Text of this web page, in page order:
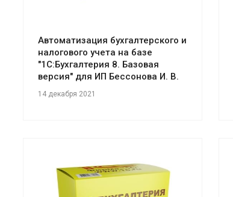
Автоматизация бухгалтерского и
налогового учета на базе
"1С:Бухгалтерия 8. Базовая
версия" для ИП Бессонова И. В.
14 декабря 2021